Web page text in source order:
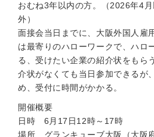
おむね3年以内の方。（2026年4
外）
面接会当日までに、大阪外国人雇
は最寄りのハローワークで、ハロ
る、受けたい企業の紹介状をもら
介状がなくても当日参加できるが
め、受付に時間がかかる。
開催概要
日時 6月17日12時～17時
場所 グランキューブ大阪（大阪